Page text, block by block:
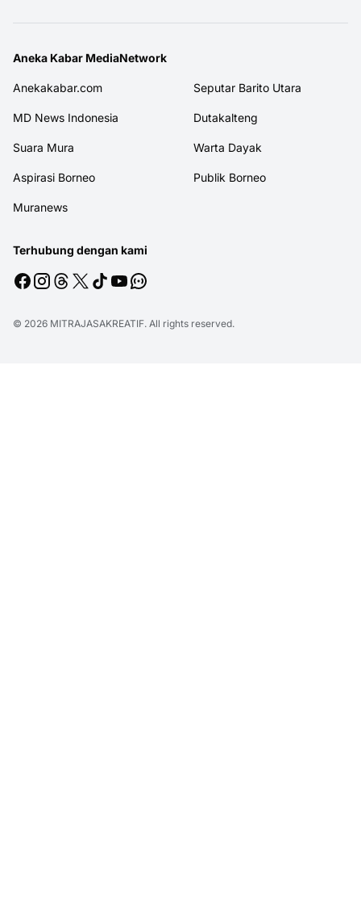
Aneka Kabar MediaNetwork
Anekakabar.com Seputar Barito Utara
MD News Indonesia Dutakalteng
Suara Mura Warta Dayak
Aspirasi Borneo Publik Borneo
Muranews
Terhubung dengan kami
© 2026 MITRAJASAKREATIF. All rights reserved.